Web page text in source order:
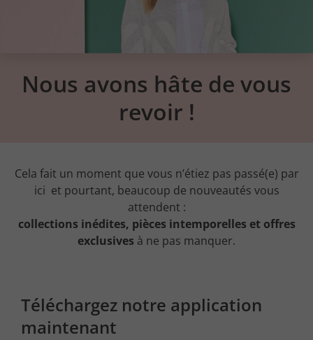
Nous avons hâte de vous
revoir !
Cela fait un moment que vous n’étiez pas passé(e) par
ici et pourtant, beaucoup de nouveautés vous
attendent :
collections inédites, pièces intemporelles et offres
exclusives à ne pas manquer.
Téléchargez notre application
maintenant